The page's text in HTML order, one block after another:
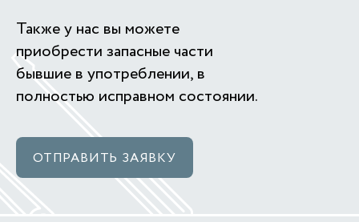
Также у нас вы можете
приобрести запасные части
бывшие в употреблении, в
полностью исправном состоянии.
ОТПРАВИТЬ ЗАЯВКУ